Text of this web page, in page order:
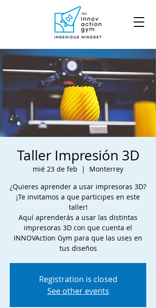
Taller Impresión 3D
mié 23 de feb
  |
Monterrey
¿Quieres aprender a usar impresoras 3D?
¡Te invitamos a que participes en este
taller!
Aquí aprenderás a usar las distintas
impresoras 3D con que cuenta el
INNOVAction Gym para que las uses en
tus diseños
Registration is closed
See other events